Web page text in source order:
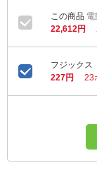
電
22,612円
フジックス
227円
23